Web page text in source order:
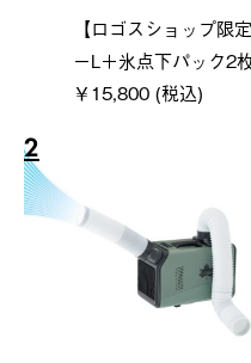
【ロゴスショップ限
ーL＋氷点下パック2
￥15,800 (税込)
2